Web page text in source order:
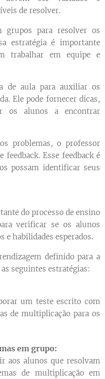
de resolver.
grupos para resolver os
estratégia é importante
trabalhar em equipe e
de aula para auxiliar os
Ele pode fornecer dicas,
os alunos a encontrar
problemas, o professor
Esse feedback é
possam identificar seus
do processo de ensino
verificar se os alunos
e habilidades esperados.
definido para a
seguintes estratégias:
um teste escrito com
de multiplicação para os
em grupo:
aos alunos que resolvam
de multiplicação em